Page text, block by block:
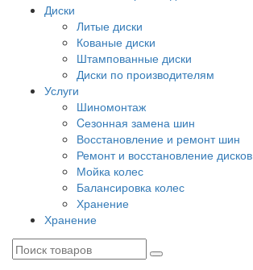
Диски
Литые диски
Кованые диски
Штампованные диски
Диски по производителям
Услуги
Шиномонтаж
Cезонная замена шин
Восстановление и ремонт шин
Ремонт и восстановление дисков
Мойка колес
Балансировка колес
Хранение
Хранение